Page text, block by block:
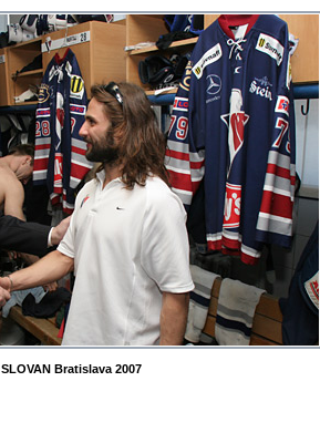
SLOVAN Bratislava 2007